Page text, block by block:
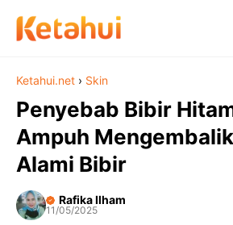
Ketahui.net › Skin
Penyebab Bibir
Ampuh
Alami Bibir
Rafika Ilham
11/05/2025